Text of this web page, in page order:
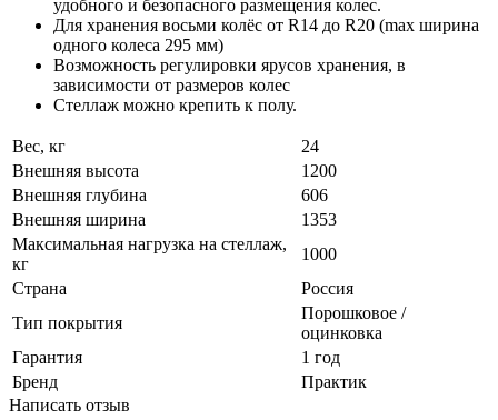
удобного и безопасного размещения колес.
Для хранения восьми колёс от R14 до R20 (max ширина
одного колеса 295 мм)
Возможность регулировки ярусов хранения, в
зависимости от размеров колес
Стеллаж можно крепить к полу.
Вес, кг
24
Внешняя высота
1200
Внешняя глубина
606
Внешняя ширина
1353
Максимальная нагрузка на стеллаж,
кг
1000
Страна
Россия
Тип покрытия
Порошковое /
оцинковка
Гарантия
1 год
Бренд
Практик
Написать отзыв